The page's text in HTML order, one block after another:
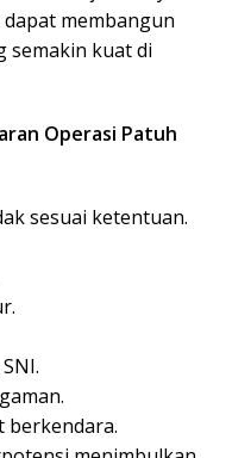
membangun
semakin kuat di
Operasi Patuh
sesuai ketentuan.
berkendara.